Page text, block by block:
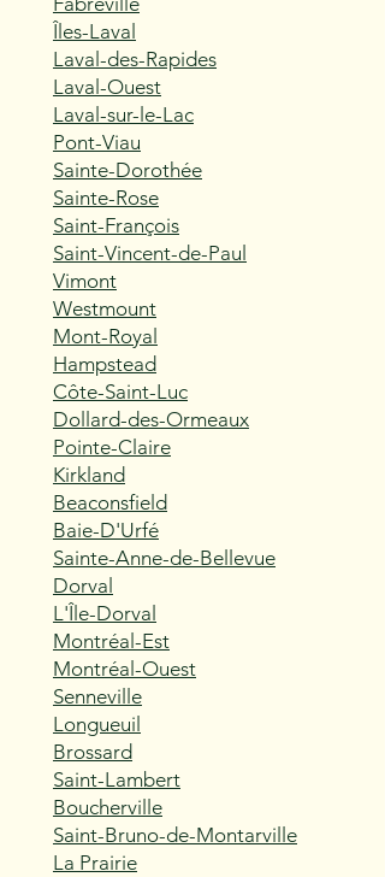
Îles-Laval
Laval-des-Rapides
Laval-Ouest
Laval-sur-le-Lac
Pont-Viau
Sainte-Dorothée
Sainte-Rose
Saint-François
Saint-Vincent-de-Paul
Vimont
Westmount
Mont-Royal
Hampstead
Côte-Saint-Luc
Dollard-des-Ormeaux
Pointe-Claire
Kirkland
Beaconsfield
Baie-D'Urfé
Sainte-Anne-de-Bellevue
Dorval
L'Île-Dorval
Montréal-Est
Montréal-Ouest
Senneville
Longueuil
Brossard
Saint-Lambert
Boucherville
Saint-Bruno-de-Montarville
La Prairie